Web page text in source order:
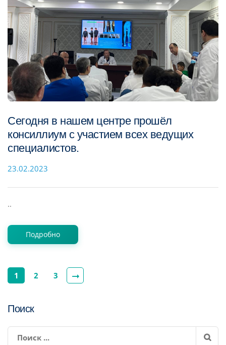
Поиск
Сегодня в нашем центре прошёл
консиллиум с участием всех ведущих
специалистов.
23.02.2023
..
Подробно
1 2 3